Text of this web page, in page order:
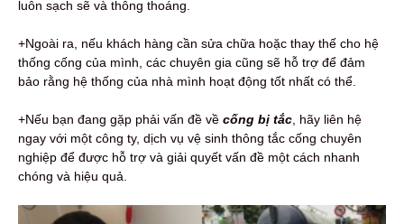
luôn sạch sẽ và thông thoáng.
+Ngoài ra, nếu khách hàng cần sửa chữa hoặc thay thế cho hệ
thống cống của mình, các chuyên gia cũng sẽ hỗ trợ để đảm
bảo rằng hệ thống của nhà mình hoạt động tốt nhất có thể.
+Nếu bạn đang gặp phải vấn đề về cống bị tắc , hãy liên hệ
ngay với một công ty, dịch vụ vệ sinh thông tắc cống chuyên
nghiệp để được hỗ trợ và giải quyết vấn đề một cách nhanh
chóng và hiệu quả.